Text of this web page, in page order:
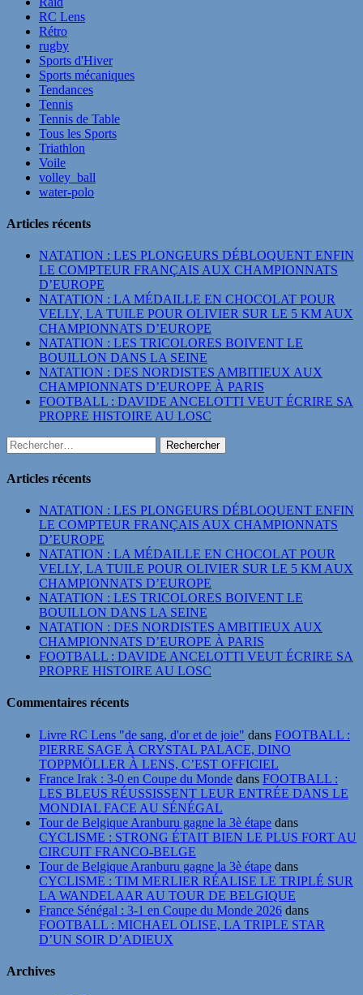
RC Lens
Rétro
rugby
Sports d'Hiver
Sports mécaniques
Tendances
Tennis
Tennis de Table
Tous les Sports
Triathlon
Voile
volley_ball
water-polo
Articles récents
NATATION : LES PLONGEURS DÉBLOQUENT ENFIN
LE COMPTEUR FRANÇAIS AUX CHAMPIONNATS
D’EUROPE
NATATION : LA MÉDAILLE EN CHOCOLAT POUR
VELLY, LA TUILE POUR OLIVIER SUR LE 5 KM AUX
CHAMPIONNATS D’EUROPE
NATATION : LES TRICOLORES BOIVENT LE
BOUILLON DANS LA SEINE
NATATION : DES NORDISTES AMBITIEUX AUX
CHAMPIONNATS D’EUROPE À PARIS
FOOTBALL : DAVIDE ANCELOTTI VEUT ÉCRIRE SA
PROPRE HISTOIRE AU LOSC
Rechercher :
Articles récents
NATATION : LES PLONGEURS DÉBLOQUENT ENFIN
LE COMPTEUR FRANÇAIS AUX CHAMPIONNATS
D’EUROPE
NATATION : LA MÉDAILLE EN CHOCOLAT POUR
VELLY, LA TUILE POUR OLIVIER SUR LE 5 KM AUX
CHAMPIONNATS D’EUROPE
NATATION : LES TRICOLORES BOIVENT LE
BOUILLON DANS LA SEINE
NATATION : DES NORDISTES AMBITIEUX AUX
CHAMPIONNATS D’EUROPE À PARIS
FOOTBALL : DAVIDE ANCELOTTI VEUT ÉCRIRE SA
PROPRE HISTOIRE AU LOSC
Commentaires récents
Livre RC Lens "de sang, d'or et de joie" dans FOOTBALL :
PIERRE SAGE À CRYSTAL PALACE, DINO
TOPPMÖLLER À LENS, C’EST OFFICIEL
France Irak : 3-0 en Coupe du Monde dans FOOTBALL :
LES BLEUS RÉUSSISSENT LEUR ENTRÉE DANS LE
MONDIAL FACE AU SÉNÉGAL
Tour de Belgique Aranburu gagne la 3è étape dans
CYCLISME : STRONG ÉTAIT BIEN LE PLUS FORT AU
CIRCUIT FRANCO-BELGE
Tour de Belgique Aranburu gagne la 3è étape dans
CYCLISME : TIM MERLIER RÉALISE LE TRIPLÉ SUR
LA WANDELAAR AU TOUR DE BELGIQUE
France Sénégal : 3-1 en Coupe du Monde 2026 dans
FOOTBALL : MICHAEL OLISE, LA TRIPLE STAR
D’UN SOIR D’ADIEUX
Archives